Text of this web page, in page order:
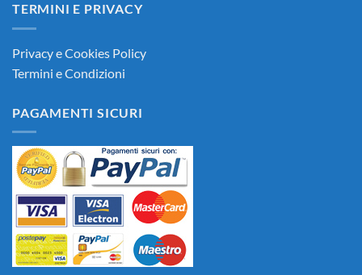
TERMINI E PRIVACY
Privacy e Cookies Policy
Termini e Condizioni
PAGAMENTI SICURI